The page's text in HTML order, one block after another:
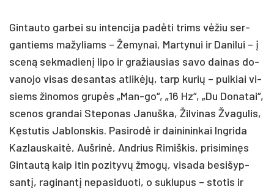
Gin­tau­to gar­bei su in­ten­ci­ja pa­dė­ti trims vė­žiu ser­
gan­tiems ma­žy­liams – Že­my­nai, Mar­ty­nui ir Da­ni­lui – į
sce­ną sek­ma­die­nį li­po ir gra­žiau­sias sa­vo dai­nas do­
va­no­jo vi­sas de­san­tas at­li­kė­jų, tarp ku­rių – pui­kiai vi­
siems ži­no­mos gru­pės „Man-go“, „16 Hz“, „Du Do­na­tai“,
sce­nos gran­dai Ste­po­nas Ja­nuš­ka, Žil­vi­nas Žva­gu­lis,
Kęs­tu­tis Jab­lons­kis. Pa­si­ro­dė ir dai­ni­nin­kai Ing­ri­da
Kaz­laus­kai­tė, Auš­ri­nė, And­rius Ri­miš­kis, pri­si­mi­nęs
Gin­tau­tą kaip itin po­zi­ty­vų žmo­gų, vi­sa­da be­si­šyp­
san­tį, ra­gi­nan­tį ne­pa­si­duo­ti, o su­klu­pus – sto­tis ir